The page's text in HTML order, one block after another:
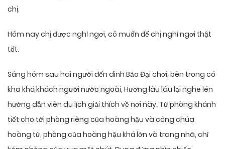
chị.
Hôm nay chị được nghỉ ngơi, cô muốn để chị nghỉ ngơi thật
tốt.
Sáng hôm sau hai người đến dinh Bảo Đại chơi, bên trong có
kha khá khách người nước ngoài, Hương lâu lâu lại nghe lén
hướng dẫn viên du lịch giải thích về nơi này. Từ phòng khánh
tiết cho tới phòng riêng của hoàng hậu và công chúa
hoàng tử, phòng của hoàng hậu khá lớn và trang nhã, chỉ